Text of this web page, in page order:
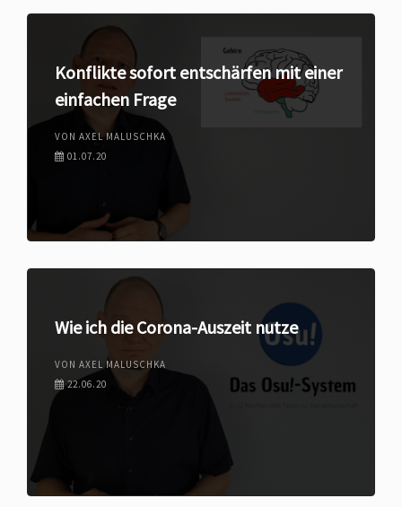
Konflikte sofort entschärfen mit einer
einfachen Frage
VON AXEL MALUSCHKA
01.07.20
Wie ich die Corona-Auszeit nutze
VON AXEL MALUSCHKA
22.06.20